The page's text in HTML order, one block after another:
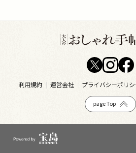
利用規約 運営会社 プライバシーポリシ
page Top